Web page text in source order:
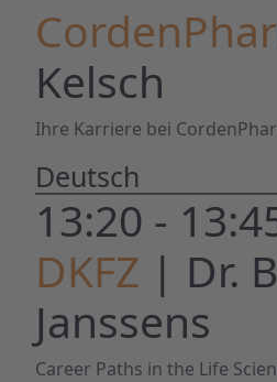
Kelsch
Ihre Karriere bei
Deutsch
13:20 -
DKFZ | Dr.
Janssens
Career Paths in the Life